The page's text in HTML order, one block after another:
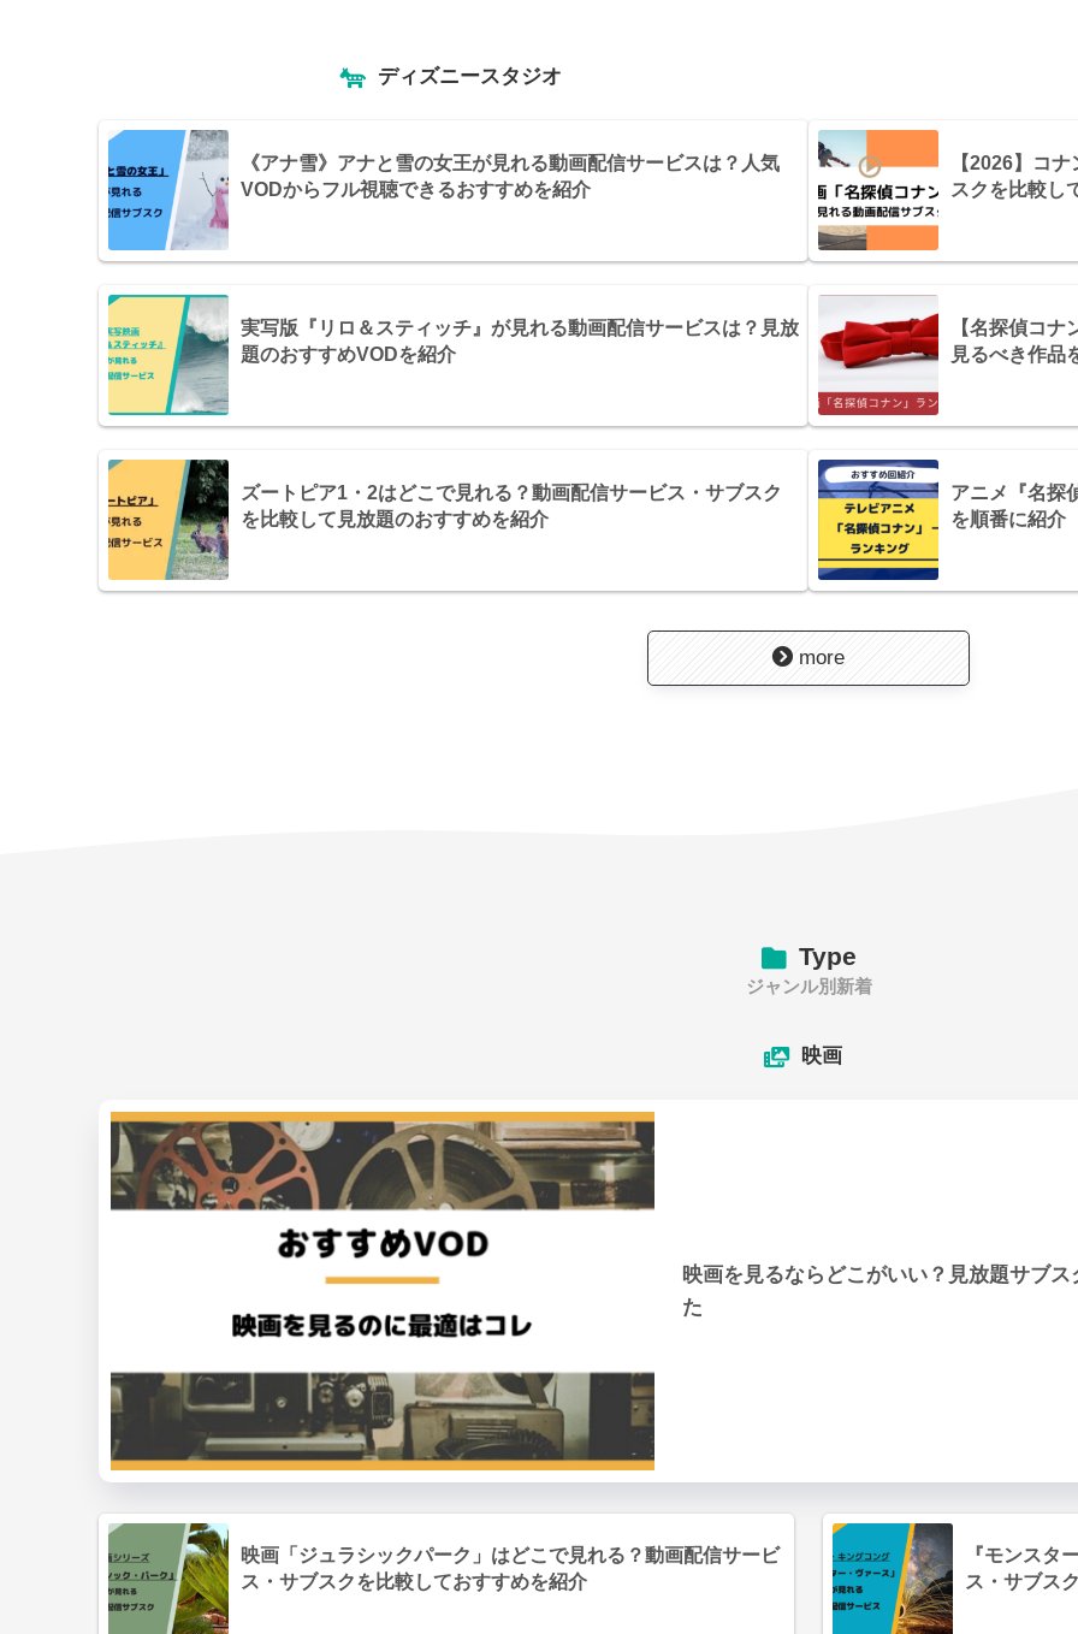
ディズニースタジオ
《アナ雪》アナと雪の女王が見れる動画配信サービスは？人気
VODからフル視聴できるおすすめを紹介
実写版『リロ＆スティッチ』が見れる動画配信サービスは？見放
題のおすすめVODを紹介
ズートピア1・2はどこで見れる？動画配信サービス・サブスク
を比較して見放題のおすすめを紹介
【2026】コ
スクを比較し
【名探偵コ
見るべき作品
アニメ『名探
を順番に紹介
more
Type
ジャンル別新着
映画
映画を見るならどこがいい？見放題サブ
た
映画「ジュラシックパーク」はどこで見れる？動画配信サービ
ス・サブスクを比較しておすすめを紹介
『モンスタ
ス・サブス